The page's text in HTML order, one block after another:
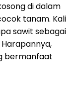
di dalam
tanam. Kali
sawit sebagai
bermanfaat